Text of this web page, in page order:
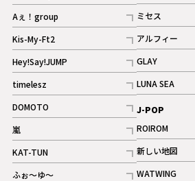
記事
Aぇ！group
記事
Kis-My-Ft2
記事
ギャラリー
Hey!Say!JUMP
記事
timelesz
記事
DOMOTO
記事
嵐
記事
KAT-TUN
記事
ふぉ～ゆ～
記事
ミセス
記事
アルフィー
記事
GLAY
記事
LUNA SEA
記事
J-POP
ROIROM
記事
新しい地図
記事
WATWING